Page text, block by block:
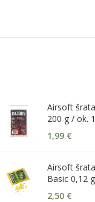
Airsoft
200 g / ok.
1,99 €
Airsoft
Basic 0,12
2,50 €